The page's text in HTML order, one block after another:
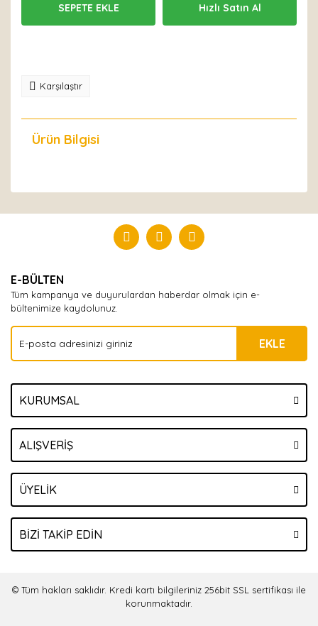
SEPETE EKLE Hızlı Satın Al
Karşılaştır
Ürün Bilgisi
Yorum Yaz
E-BÜLTEN
Tüm kampanya ve duyurulardan haberdar olmak için e-
bültenimize kaydolunuz.
EKLE
KURUMSAL
ALIŞVERİŞ
ÜYELİK
BİZİ TAKİP EDİN
© Tüm hakları saklıdır. Kredi kartı bilgileriniz 256bit SSL sertifikası ile
korunmaktadır.